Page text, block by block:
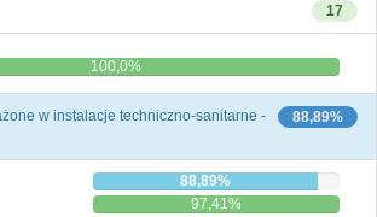
17
100,0%
88,89%
w instalacje techniczno-sanitarne -
88,89%
97,41%